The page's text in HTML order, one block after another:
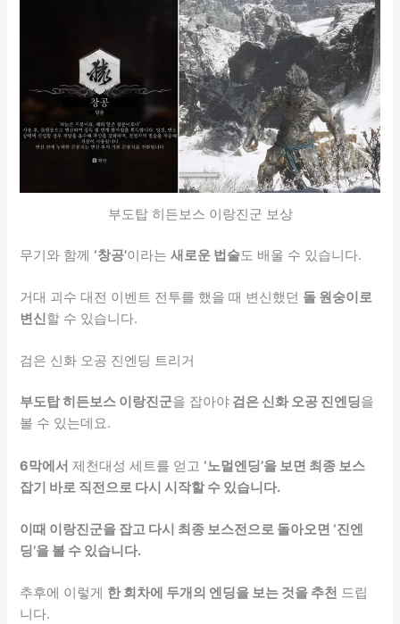
부도탑 히든보스 이랑진군 보상
무기와 함께 ‘창공’이라는새로운 법술도 배울 수 있습니다.
거대 괴수 대전 이벤트 전투를 했을 때 변신했던 돌 원숭이로
변신할 수 있습니다.
검은 신화 오공 진엔딩 트리거
부도탑 히든보스 이랑진군을 잡아야 검은 신화 오공 진엔딩을
볼 수 있는데요.
6막에서 제천대성 세트를 얻고 ‘노멀엔딩’을 보면 최종 보스
잡기 바로 직전으로 다시 시작할 수 있습니다.
이때 이랑진군을 잡고 다시 최종 보스전으로 돌아오면 ‘진엔
딩’을 볼 수 있습니다.
추후에 이렇게 한 회차에 두개의 엔딩을 보는 것을 추천 드립
니다.